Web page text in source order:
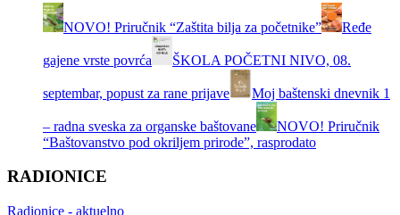
NOVO! Priručnik “Zaštita bilja za početnike” Ređe
gajene vrste povrća ŠKOLA POČETNI NIVO, 08.
septembar, popust za rane prijave Moj baštenski dnevnik 1
– radna sveska za organske baštovane
NOVO! Priručnik
“Baštovanstvo pod okriljem prirode”, rasprodato
RADIONICE
Radionice - aktuelno